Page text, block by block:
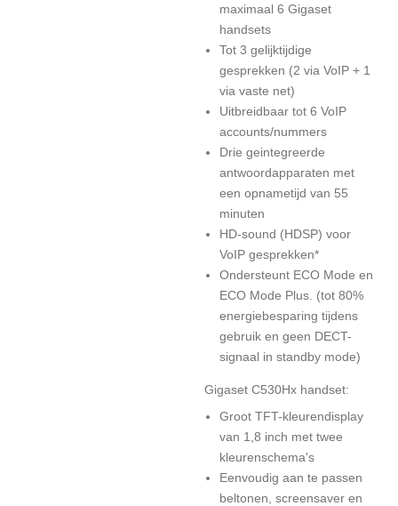
maximaal 6 Gigaset
handsets
Tot 3 gelijktijdige
gesprekken (2 via VoIP + 1
via vaste net)
Uitbreidbaar tot 6 VoIP
accounts/nummers
Drie geintegreerde
antwoordapparaten met
een opnametijd van 55
minuten
HD-sound (HDSP) voor
VoIP gesprekken*
Ondersteunt ECO Mode en
ECO Mode Plus. (tot 80%
energiebesparing tijdens
gebruik en geen DECT-
signaal in standby mode)
Gigaset C530Hx handset:
Groot TFT-kleurendisplay
van 1,8 inch met twee
kleurenschema's
Eenvoudig aan te passen
beltonen, screensaver en